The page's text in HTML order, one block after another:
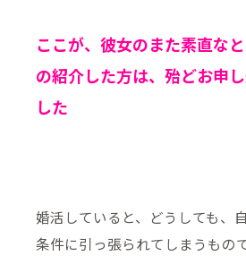
ここが、彼女のまた素直な
の紹介した方は、殆どお申
した
婚活していると、どうしても、
条件に引っ張られてしまうもの